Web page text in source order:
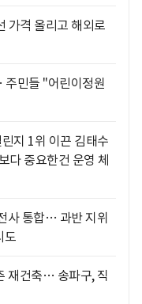
가격 올리고 해외로
민들 "어린이정원
지 1위 이끈 김태수
다 중요한건 운영 체
사 통합… 과반 지위
도
재건축… 송파구, 직